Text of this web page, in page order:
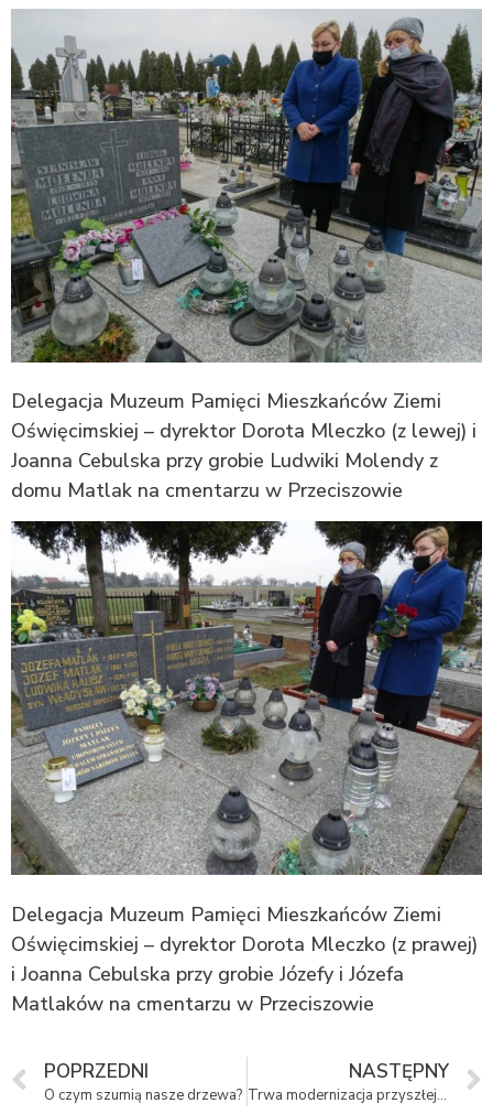
Delegacja Muzeum Pamięci Mieszkańców Ziemi
Oświęcimskiej – dyrektor Dorota Mleczko (z lewej) i
Joanna Cebulska przy grobie Ludwiki Molendy z
domu Matlak na cmentarzu w Przeciszowie
Delegacja Muzeum Pamięci Mieszkańców Ziemi
Oświęcimskiej – dyrektor Dorota Mleczko (z prawej)
i Joanna Cebulska przy grobie Józefy i Józefa
Matlaków na cmentarzu w Przeciszowie
POPRZEDNI
O czym szumią nasze drzewa?
NASTĘPNY
Trwa modernizacja przyszłej siedziby Muzeum Pamięci Mieszkańców Ziemi Oświęcimskiej